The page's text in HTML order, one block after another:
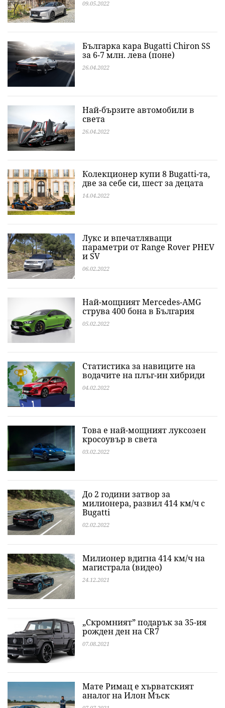
09.05.2022
Българка кара Bugatti Chiron SS
за 6-7 млн. лева (поне)
26.04.2022
Най-бързите автомобили в
света
26.04.2022
Колекционер купи 8 Bugatti-та,
две за себе си, шест за децата
14.04.2022
Лукс и впечатляващи
параметри от Range Rover PHEV
и SV
06.02.2022
Най-мощният Mercedes-AMG
струва 400 бона в България
05.02.2022
Статистика за навиците на
водачите на плъг-ин хибриди
04.02.2022
Това е най-мощният луксозен
кросоувър в света
03.02.2022
До 2 години затвор за
милионера, развил 414 км/ч с
Bugatti
02.02.2022
Милионер вдигна 414 км/ч на
магистрала (видео)
24.12.2021
„Скромният” подарък за 35-ия
рожден ден на CR7
07.08.2021
Мате Римац е хърватският
аналог на Илон Мъск